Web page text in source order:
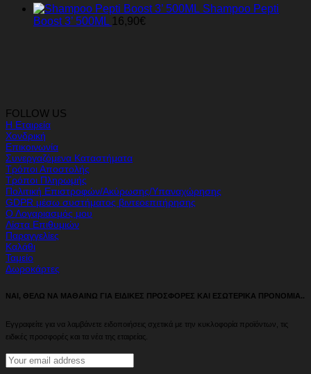
Shampoo Pepti
Boost 3’ 500ML 16,90€
FOLLOW US
Η Εταιρεία
Χονδρική
Επικοινωνία
Συνεργαζόμενα Καταστήματα
Τρόποι Αποστολής
Τρόποι Πληρωμής
Πολιτική Επιστροφών/Ακύρωσης/Υπαναχώρησης
GDPR μέσω συστήματος βιντεοεπιτήρησης
Ο Λογαριασμός μου
Λίστα Επιθυμιών
Παραγγελίες
Καλάθι
Ταμείο
Δωροκάρτες
ΝΑΙ, ΘΕΛΩ ΝΑ ΜΑΘΑΙΝΩ ΓΙΑ ΕΙΔΙΚΕΣ ΠΡΟΣΦΟΡΕΣ ΚΑΙ ΕΣΩΤΕΡΙΚΑ ΠΡΟΝΟΜΙΑ..
Εγγραφείτε για να λαμβάνετε ειδοποιήσεις σχετικά με την κυκλοφορία προϊόντων, τις
ειδικές προσφορές και τα νέα της εταιρείας.